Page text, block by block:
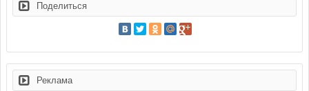
Поделиться
Реклама